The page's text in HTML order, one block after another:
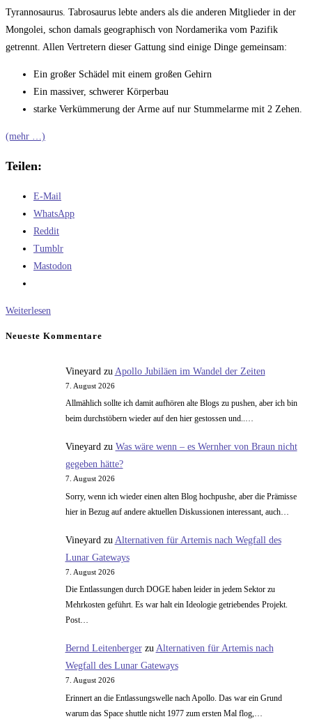
Tyrannosaurus. Tabrosaurus lebte anders als die anderen Mitglieder in der
Mongolei, schon damals geographisch von Nordamerika vom Pazifik
getrennt. Allen Vertretern dieser Gattung sind einige Dinge gemeinsam:
Ein großer Schädel mit einem großen Gehirn
Ein massiver, schwerer Körperbau
starke Verkümmerung der Arme auf nur Stummelarme mit 2 Zehen.
(mehr …)
Teilen:
E-Mail
WhatsApp
Reddit
Tumblr
Mastodon
Weiterlesen
Neueste Kommentare
Vineyard zu Apollo Jubiläen im Wandel der Zeiten
7. August 2026
Allmählich sollte ich damit aufhören alte Blogs zu pushen, aber ich bin
beim durchstöbern wieder auf den hier gestossen und..…
Vineyardzu Was wäre wenn – es Wernher von Braun nicht
gegeben hätte?
7. August 2026
Sorry, wenn ich wieder einen alten Blog hochpushe, aber die Prämisse
hier in Bezug auf andere aktuellen Diskussionen interessant, auch…
Vineyard zu Alternativen für Artemis nach Wegfall des
Lunar Gateways
7. August 2026
Die Entlassungen durch DOGE haben leider in jedem Sektor zu
Mehrkosten geführt. Es war halt ein Ideologie getriebendes Projekt.
Post…
Bernd Leitenbergerzu Alternativen für Artemis nach
Wegfall des Lunar Gateways
7. August 2026
Erinnert an die Entlassungswelle nach Apollo. Das war ein Grund
warum das Space shuttle nicht 1977 zum ersten Mal flog,…